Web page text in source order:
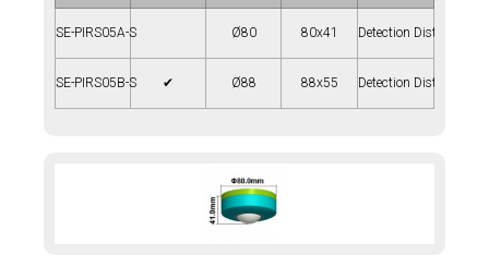
SE-PIRS05A-S Ø80 80x41 Detection Distance 6m.
SE-PIRS05B-S ✔ Ø88 88x55 Detection Distance